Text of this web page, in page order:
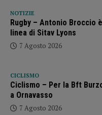
NOTIZIE
Rugby – Antonio Broccio
linea di Sitav Lyons
7 Agosto 2026
CICLISMO
Ciclismo – Per la Bft
a Ornavasso
7 Agosto 2026